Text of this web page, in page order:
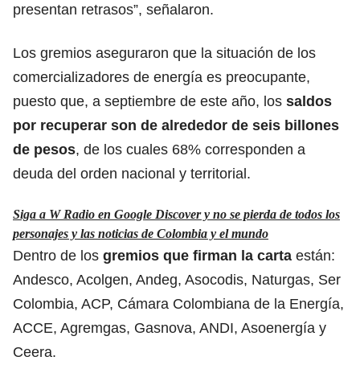
presentan retrasos”, señalaron.
Los gremios aseguraron que la situación de los
comercializadores de energía es preocupante,
puesto que, a septiembre de este año, los saldos
por recuperar son de alrededor de seis billones
de pesos, de los cuales 68% corresponden a
deuda del orden nacional y territorial.
Siga a W Radio en Google Discover y no se pierda de todos los
personajes y las noticias de Colombia y el mundo
Dentro de los gremios que firman la carta están:
Andesco, Acolgen, Andeg, Asocodis, Naturgas, Ser
Colombia, ACP, Cámara Colombiana de la Energía,
ACCE, Agremgas, Gasnova, ANDI, Asoenergía y
Ceera.